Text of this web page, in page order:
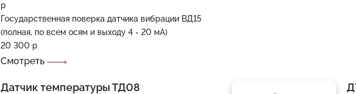
р
Государственная поверка датчика вибрации ВД15
(полная, по всем осям и выходу 4 - 20 мА)
20 300 р
Смотреть
Датчик температуры ТД08